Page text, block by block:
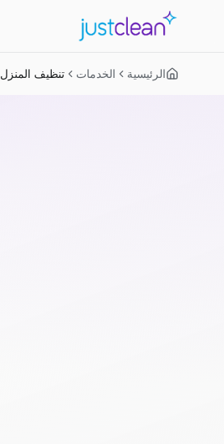
الرئيسية الخدمات تنظيف المنزل